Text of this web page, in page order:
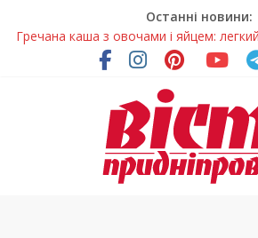
Останні новини:
Гречана каша з овочами і яйцем:
Як обрати розмір крафтового стакана
Волонтерів із Дніпропетровщини
Дніпровський цирк отримав
У Дніпрі змагалися найсильніші